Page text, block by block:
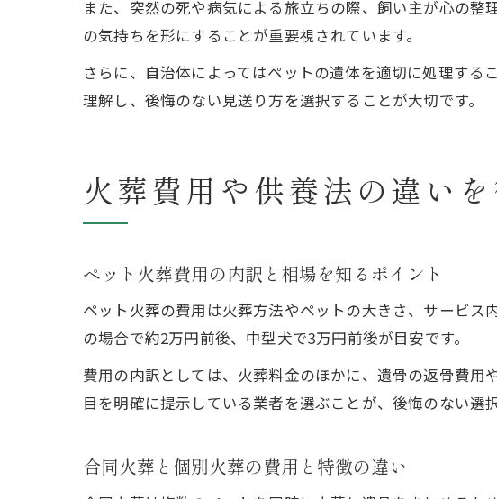
また、突然の死や病気による旅立ちの際、飼い主が心の
の気持ちを形にすることが重要視されています。
さらに、自治体によってはペットの遺体を適切に処理す
理解し、後悔のない見送り方を選択することが大切です。
火葬費用や供養法の違い
ペット火葬費用の内訳と相場を知るポイント
ペット火葬の費用は火葬方法やペットの大きさ、サービ
の場合で約2万円前後、中型犬で3万円前後が目安です。
費用の内訳としては、火葬料金のほかに、遺骨の返骨費
目を明確に提示している業者を選ぶことが、後悔のない選
合同火葬と個別火葬の費用と特徴の違い